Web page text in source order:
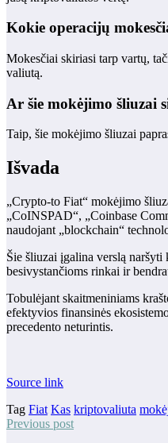
Kokie operacijų
Mokesčiai skiriasi tarp vartų,
valiutą.
Ar šie mokėjimo šliuzai
Taip, šie mokėjimo šliuzai
Išvada
„Crypto-to Fiat“ mokėjimo
„CoINSPAD“, „Coinbase
naudojant „blockchain“
Šie šliuzai įgalina verslą
besivystančioms rinkai ir
Tobulėjant skaitmeniniams
efektyvios finansinės
precedento neturintis.
Source link
Tag Fiat Kas kriptovaliuta
Previous post